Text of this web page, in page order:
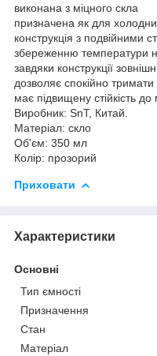
виконана з міцного скла
призначена як для
конструкція з подвійними
збереженню температури
завдяки конструкції
дозволяє спокійно
має підвищену стійкість
Виробник: SnT, Китай.
Матеріал: скло
Об'єм: 350 мл
Колір: прозорий
Приховати
Характеристики
Основні
Тип ємності
Призначення
Стан
Матеріал